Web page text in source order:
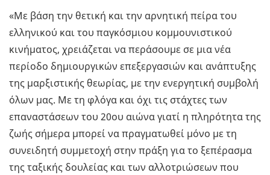
«Με βάση την θετική και την αρνητική πείρα του
ελληνικού και του παγκόσμιου κομμουνιστικού
κινήματος, χρειάζεται να περάσουμε σε μια νέα
περίοδο δημιουργικών επεξεργασιών και ανάπτυξης
της μαρξιστικής θεωρίας, με την ενεργητική συμβολή
όλων μας. Με τη φλόγα και όχι τις στάχτες των
επαναστάσεων του 20ου αιώνα γιατί η πληρότητα της
ζωής σήμερα μπορεί να πραγματωθεί μόνο με τη
συνειδητή συμμετοχή στην πράξη για το ξεπέρασμα
της ταξικής δουλείας και των αλλοτριώσεων που